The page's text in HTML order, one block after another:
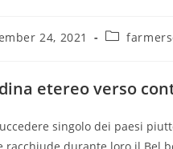
24, 2021
etereo verso
singolo dei paesi